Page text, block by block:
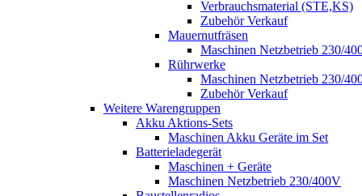
Verbrauchsmaterial (STE,KS)
Zubehör Verkauf
Mauernutfräsen
Maschinen Netzbetrieb 230/
Rührwerke
Maschinen Netzbetrieb 230/
Zubehör Verkauf
Weitere Warengruppen
Akku Aktions-Sets
Maschinen Akku Geräte im Set
Batterieladegerät
Maschinen + Geräte
Maschinen Netzbetrieb 230/400V